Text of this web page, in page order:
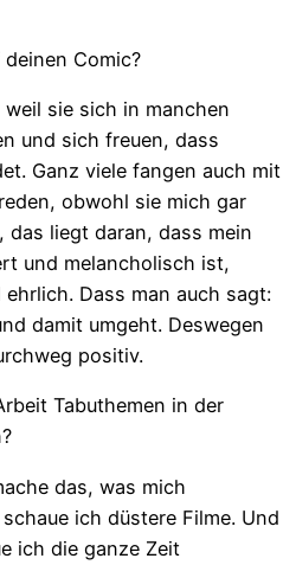
Comic?
sie sich in manchen
und sich freuen, dass
Ganz viele fangen auch mit
obwohl sie mich gar
das liegt daran, dass mein
und melancholisch ist,
Dass man auch sagt:
damit umgeht. Deswegen
positiv.
Tabuthemen in der
das, was mich
ich düstere Filme. Und
ich die ganze Zeit